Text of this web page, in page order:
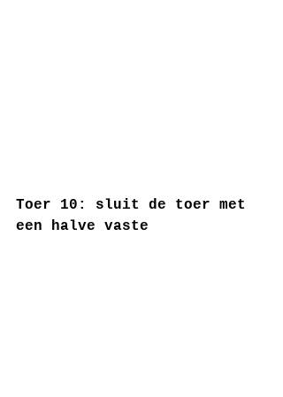
Toer 10: sluit de toer met
een halve vaste